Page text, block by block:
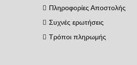
Πληροφορίες Αποστολής
Συχνές ερωτήσεις
Τρόποι πληρωμής